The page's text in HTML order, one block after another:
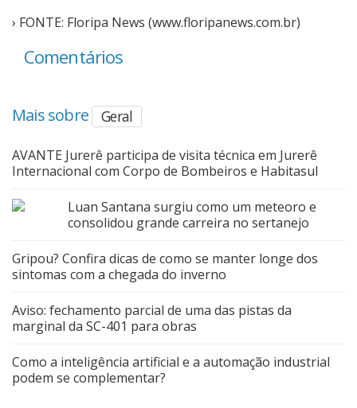
› FONTE: Floripa News (www.floripanews.com.br)
Comentários
Mais sobre Geral
AVANTE Jurerê participa de visita técnica em Jurerê
Internacional com Corpo de Bombeiros e Habitasul
Luan Santana surgiu como um meteoro e
consolidou grande carreira no sertanejo
Gripou? Confira dicas de como se manter longe dos
sintomas com a chegada do inverno
Aviso: fechamento parcial de uma das pistas da
marginal da SC-401 para obras
Como a inteligência artificial e a automação industrial
podem se complementar?